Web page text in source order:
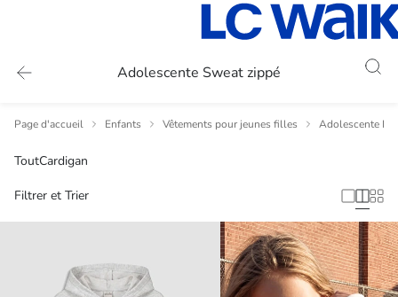
Adolescente Sweat zippé
Page d'accueil Enfants Vêtements pour jeunes filles Adolescente
ToutCardigan
Filtrer et Trier